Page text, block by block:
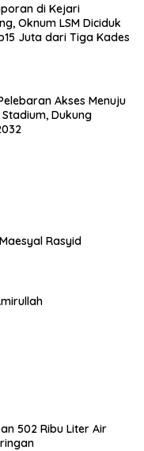
di Kejari
Oknum LSM Diciduk
Juta dari Tiga Kades
Akses Menuju
Dukung
Rasyid
502 Ribu Liter Air